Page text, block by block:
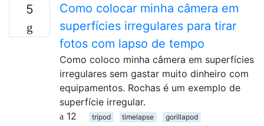
5
Como colocar minha câmera em
superfícies irregulares para tirar
fotos com lapso de tempo
Como coloco minha câmera em superfícies
irregulares sem gastar muito dinheiro com
equipamentos. Rochas é um exemplo de
superfície irregular.
12
tripod timelapse gorillapod